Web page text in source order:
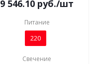
9 546.10 руб./шт
Питание
220
Свечение